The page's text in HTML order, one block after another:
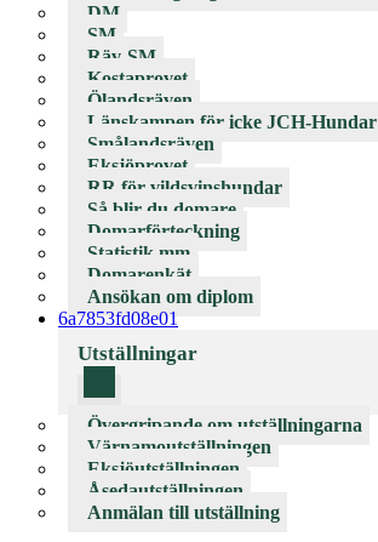
DM
SM
Räv-SM
Kostaprovet
Ölandsräven
Länskampen för icke JCH-Hundar
Smålandsräven
Eksjöprovet
RR för vildsvinshundar
Så blir du domare
Domarförteckning
Statistik mm
Domarenkät
Ansökan om diplom
6a7853fd08e01
Utställningar
Övergripande om utställningarna
Värnamoutställningen
Eksjöutställningen
Åsedautställningen
Anmälan till utställning